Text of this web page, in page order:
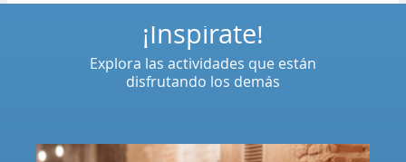
¡Inspírate!
Explora las actividades que están
disfrutando los demás